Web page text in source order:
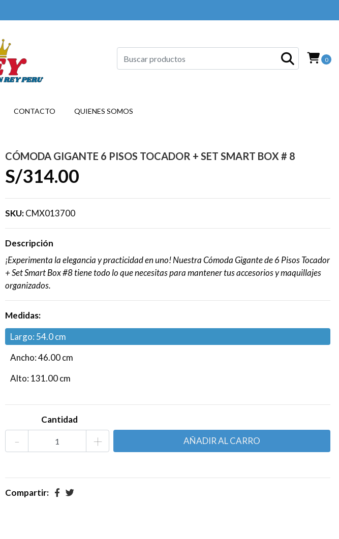
0
CONTACTO QUIENES SOMOS
CÓMODA GIGANTE 6 PISOS TOCADOR + SET SMART BOX # 8
S/314.00
SKU:CMX013700
Descripción
¡Experimenta la elegancia y practicidad en uno! Nuestra Cómoda Gigante de 6 Pisos Tocador
+ Set Smart Box #8 tiene todo lo que necesitas para mantener tus accesorios y maquillajes
organizados.
Medidas:
Largo: 54.0 cm
Ancho: 46.00 cm
Alto: 131.00 cm
Cantidad
- +
Compartir: